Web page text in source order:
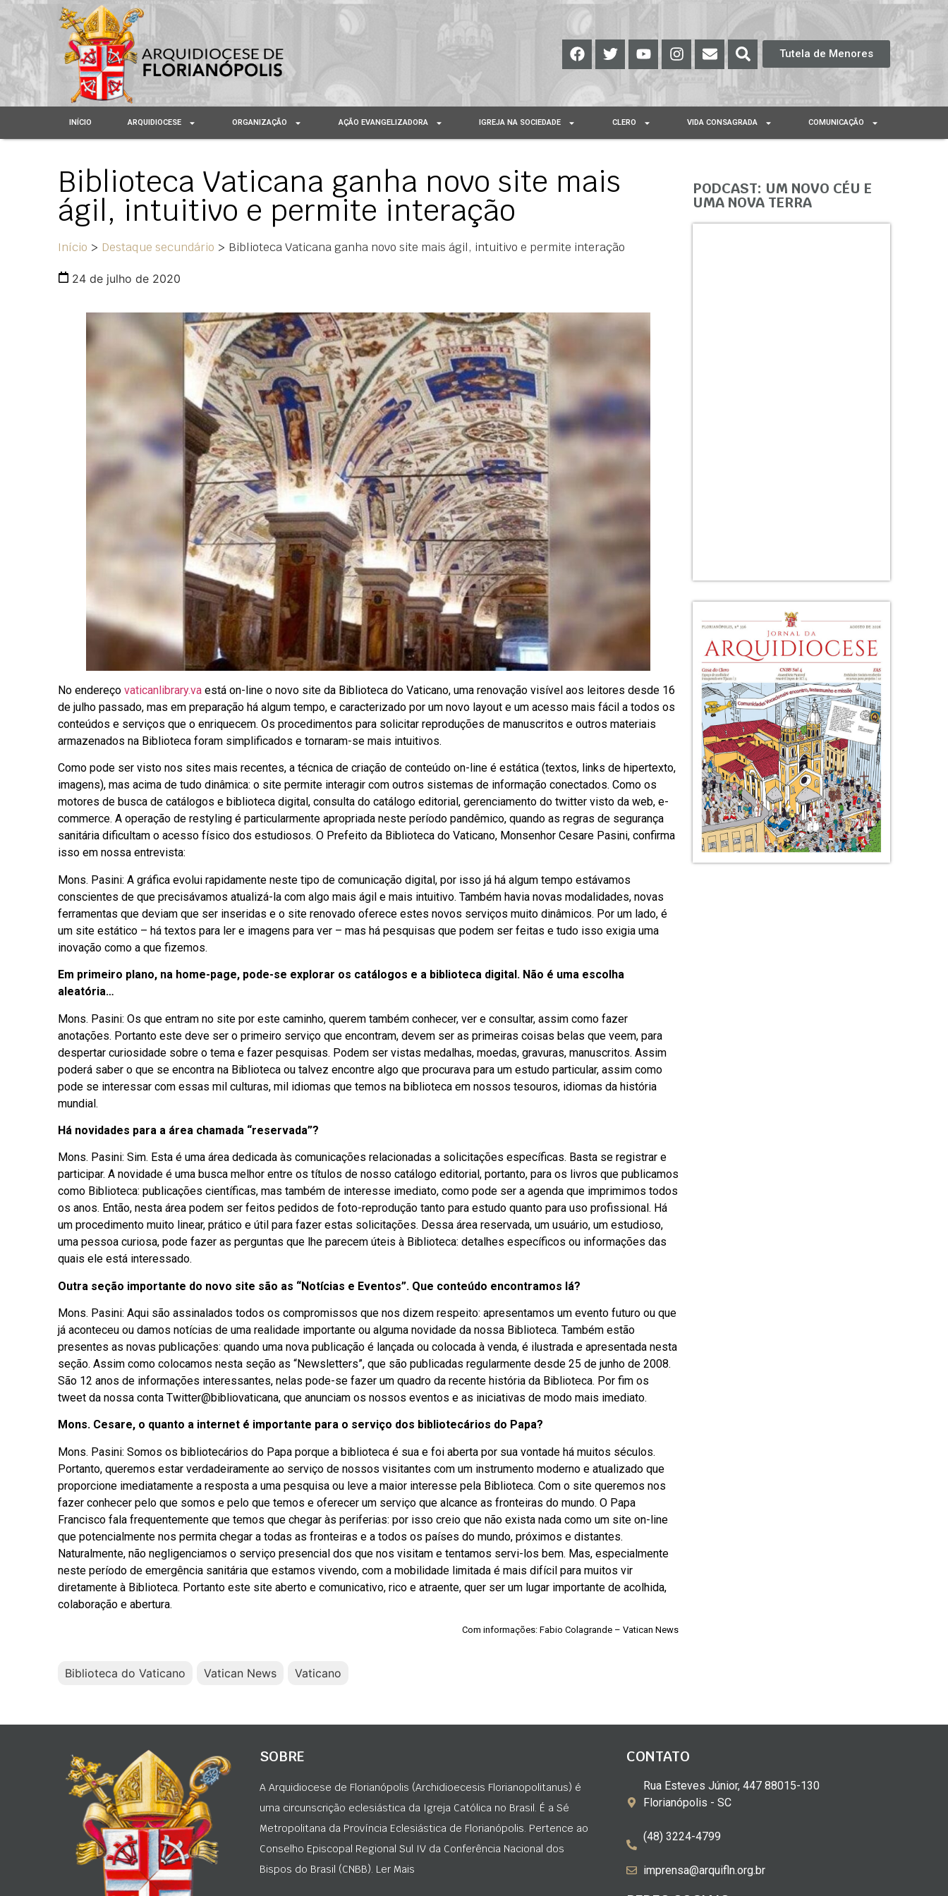
Tutela de Menores
INÍCIO ARQUIDIOCESE ORGANIZAÇÃO AÇÃO EVANGELIZADORA IGREJA NA SOCIEDADE CLERO VIDA CONSAGRADA COMUNICAÇÃO
Biblioteca Vaticana ganha novo site mais
ágil, intuitivo e permite interação
Início > Destaque secundário > Biblioteca Vaticana ganha novo site mais ágil, intuitivo e permite interação
24 de julho de 2020
No endereço vaticanlibrary.va está on-line o novo site da Biblioteca do Vaticano, uma renovação visível aos leitores desde 16
de julho passado, mas em preparação há algum tempo, e caracterizado por um novo layout e um acesso mais fácil a todos os
conteúdos e serviços que o enriquecem. Os procedimentos para solicitar reproduções de manuscritos e outros materiais
armazenados na Biblioteca foram simplificados e tornaram-se mais intuitivos.
Como pode ser visto nos sites mais recentes, a técnica de criação de conteúdo on-line é estática (textos, links de hipertexto,
imagens), mas acima de tudo dinâmica: o site permite interagir com outros sistemas de informação conectados. Como os
motores de busca de catálogos e biblioteca digital, consulta do catálogo editorial, gerenciamento do twitter visto da web, e-
commerce. A operação de restyling é particularmente apropriada neste período pandêmico, quando as regras de segurança
sanitária dificultam o acesso físico dos estudiosos. O Prefeito da Biblioteca do Vaticano, Monsenhor Cesare Pasini, confirma
isso em nossa entrevista:
Mons. Pasini: A gráfica evolui rapidamente neste tipo de comunicação digital, por isso já há algum tempo estávamos
conscientes de que precisávamos atualizá-la com algo mais ágil e mais intuitivo. Também havia novas modalidades, novas
ferramentas que deviam que ser inseridas e o site renovado oferece estes novos serviços muito dinâmicos. Por um lado, é
um site estático – há textos para ler e imagens para ver – mas há pesquisas que podem ser feitas e tudo isso exigia uma
inovação como a que fizemos.
Em primeiro plano, na home-page, pode-se explorar os catálogos e a biblioteca digital. Não é uma escolha
aleatória…
Mons. Pasini: Os que entram no site por este caminho, querem também conhecer, ver e consultar, assim como fazer
anotações. Portanto este deve ser o primeiro serviço que encontram, devem ser as primeiras coisas belas que veem, para
despertar curiosidade sobre o tema e fazer pesquisas. Podem ser vistas medalhas, moedas, gravuras, manuscritos. Assim
poderá saber o que se encontra na Biblioteca ou talvez encontre algo que procurava para um estudo particular, assim como
pode se interessar com essas mil culturas, mil idiomas que temos na biblioteca em nossos tesouros, idiomas da história
mundial.
Há novidades para a área chamada “reservada”?
Mons. Pasini: Sim. Esta é uma área dedicada às comunicações relacionadas a solicitações específicas. Basta se registrar e
participar. A novidade é uma busca melhor entre os títulos de nosso catálogo editorial, portanto, para os livros que publicamos
como Biblioteca: publicações científicas, mas também de interesse imediato, como pode ser a agenda que imprimimos todos
os anos. Então, nesta área podem ser feitos pedidos de foto-reprodução tanto para estudo quanto para uso profissional. Há
um procedimento muito linear, prático e útil para fazer estas solicitações. Dessa área reservada, um usuário, um estudioso,
uma pessoa curiosa, pode fazer as perguntas que lhe parecem úteis à Biblioteca: detalhes específicos ou informações das
quais ele está interessado.
Outra seção importante do novo site são as “Notícias e Eventos”. Que conteúdo encontramos lá?
Mons. Pasini: Aqui são assinalados todos os compromissos que nos dizem respeito: apresentamos um evento futuro ou que
já aconteceu ou damos notícias de uma realidade importante ou alguma novidade da nossa Biblioteca. Também estão
presentes as novas publicações: quando uma nova publicação é lançada ou colocada à venda, é ilustrada e apresentada nesta
seção. Assim como colocamos nesta seção as “Newsletters”, que são publicadas regularmente desde 25 de junho de 2008.
São 12 anos de informações interessantes, nelas pode-se fazer um quadro da recente história da Biblioteca. Por fim os
tweet da nossa conta Twitter@bibliovaticana, que anunciam os nossos eventos e as iniciativas de modo mais imediato.
Mons. Cesare, o quanto a internet é importante para o serviço dos bibliotecários do Papa?
Mons. Pasini: Somos os bibliotecários do Papa porque a biblioteca é sua e foi aberta por sua vontade há muitos séculos.
Portanto, queremos estar verdadeiramente ao serviço de nossos visitantes com um instrumento moderno e atualizado que
proporcione imediatamente a resposta a uma pesquisa ou leve a maior interesse pela Biblioteca. Com o site queremos nos
fazer conhecer pelo que somos e pelo que temos e oferecer um serviço que alcance as fronteiras do mundo. O Papa
Francisco fala frequentemente que temos que chegar às periferias: por isso creio que não exista nada como um site on-line
que potencialmente nos permita chegar a todas as fronteiras e a todos os países do mundo, próximos e distantes.
Naturalmente, não negligenciamos o serviço presencial dos que nos visitam e tentamos servi-los bem. Mas, especialmente
neste período de emergência sanitária que estamos vivendo, com a mobilidade limitada é mais difícil para muitos vir
diretamente à Biblioteca. Portanto este site aberto e comunicativo, rico e atraente, quer ser um lugar importante de acolhida,
colaboração e abertura.
Com informações: Fabio Colagrande – Vatican News
Biblioteca do Vaticano Vatican News Vaticano
PODCAST: UM NOVO CÉU E
UMA NOVA TERRA
SOBRE
A Arquidiocese de Florianópolis (Archidioecesis Florianopolitanus) é
uma circunscrição eclesiástica da Igreja Católica no Brasil. É a Sé
Metropolitana da Província Eclesiástica de Florianópolis. Pertence ao
Conselho Episcopal Regional Sul IV da Conferência Nacional dos
Bispos do Brasil (CNBB). Ler Mais
CONTATO
Rua Esteves Júnior, 447 88015-130
Florianópolis - SC
(48) 3224-4799
imprensa@arquifln.org.br